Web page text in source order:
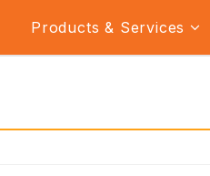
Products & Services